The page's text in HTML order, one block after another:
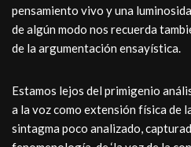
pensamiento vivo y una
de algún modo nos recuerda
de la argumentación ensayística.
Estamos lejos del primigenio
a la voz como extensión física de
sintagma poco analizado,